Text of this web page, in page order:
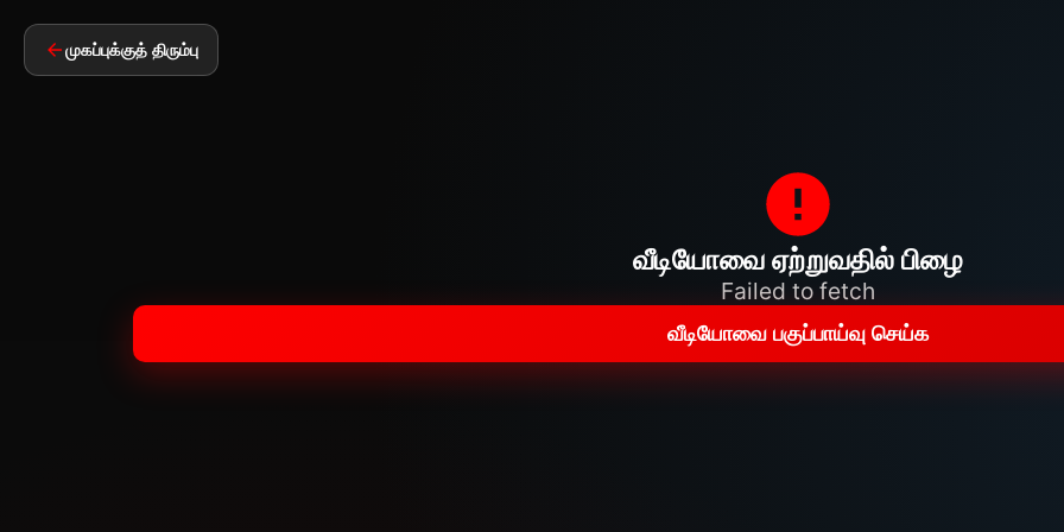
முகப்புக்குத் திரும்பு
வீடியோவை ஏற்றுவதில் பிழை
Failed to fetch
வீடியோவை பகுப்பாய்வு செய்க